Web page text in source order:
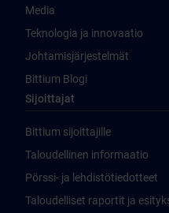
Media
Teknologia ja innovaatio
Johtamisjärjestelmät
Bittium Blogi
Sijoittajat
Bittium sijoittajille
Taloudellinen informaatio
Pörssi- ja lehdistötiedotteet
Taloudelliset raportit ja